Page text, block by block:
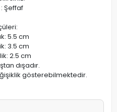
Şeffaf
5.5 cm
3.5 cm
2.5 cm
dışadır.
gösterebilmektedir.